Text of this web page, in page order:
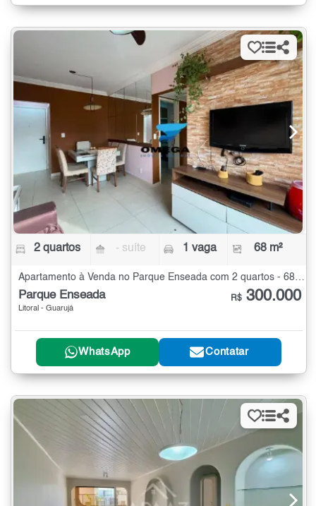
2 quartos - suíte 1 vaga 68 m²
Parque Enseada
Litoral - Guarujá
R$ 300.000
WhatsApp Contatar